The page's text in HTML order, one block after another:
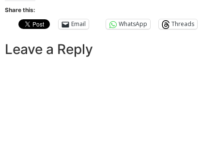
Share this:
Email WhatsApp Threads
Leave a Reply